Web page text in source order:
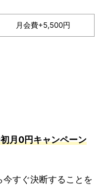
月会費+5,500円
月0円キャンペーン
すぐ決断することを